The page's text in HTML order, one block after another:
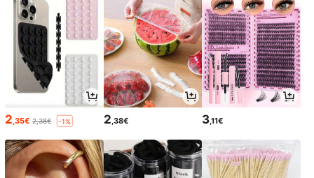
2 ,35€ 2,38€ -1% 2 ,38€ 3,11€